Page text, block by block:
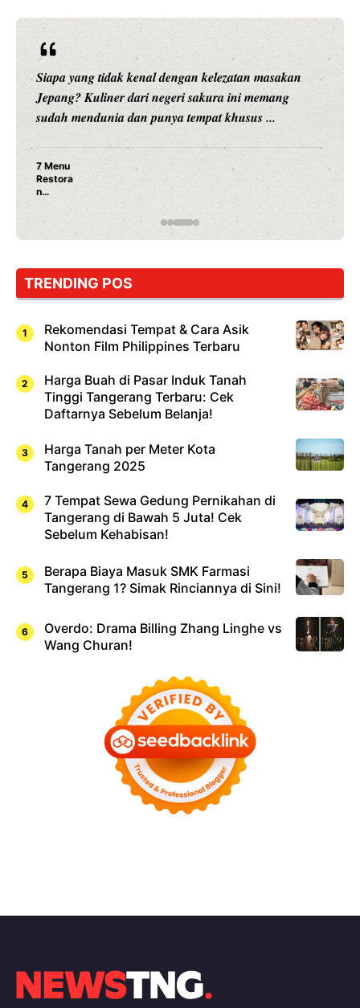
Siapa yang tidak kenal dengan kelezatan masakan
Jepang? Kuliner dari negeri sakura ini memang
sudah mendunia dan punya tempat khusus ...
7 Menu
Restora
n
Jepang
yang
Dicoba,
Cuma
Sushi!
TRENDING POS
Rekomendasi Tempat & Cara Asik
Nonton Film Philippines Terbaru
Harga Buah di Pasar Induk Tanah
Tinggi Tangerang Terbaru: Cek
Daftarnya Sebelum Belanja!
Harga Tanah per Meter Kota
Tangerang 2025
7 Tempat Sewa Gedung Pernikahan di
Tangerang di Bawah 5 Juta! Cek
Sebelum Kehabisan!
Berapa Biaya Masuk SMK Farmasi
Tangerang 1? Simak Rinciannya di Sini!
Overdo: Drama Billing Zhang Linghe vs
Wang Churan!